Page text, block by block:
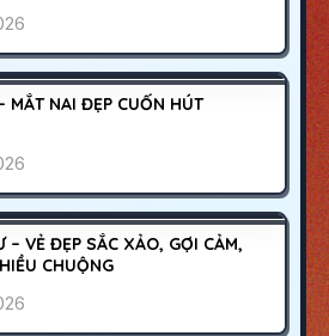
MẮT NAI ĐẸP CUỐN HÚT
400K
– VẺ ĐẸP SẮC XẢO, GỢI CẢM,
CHUỘNG